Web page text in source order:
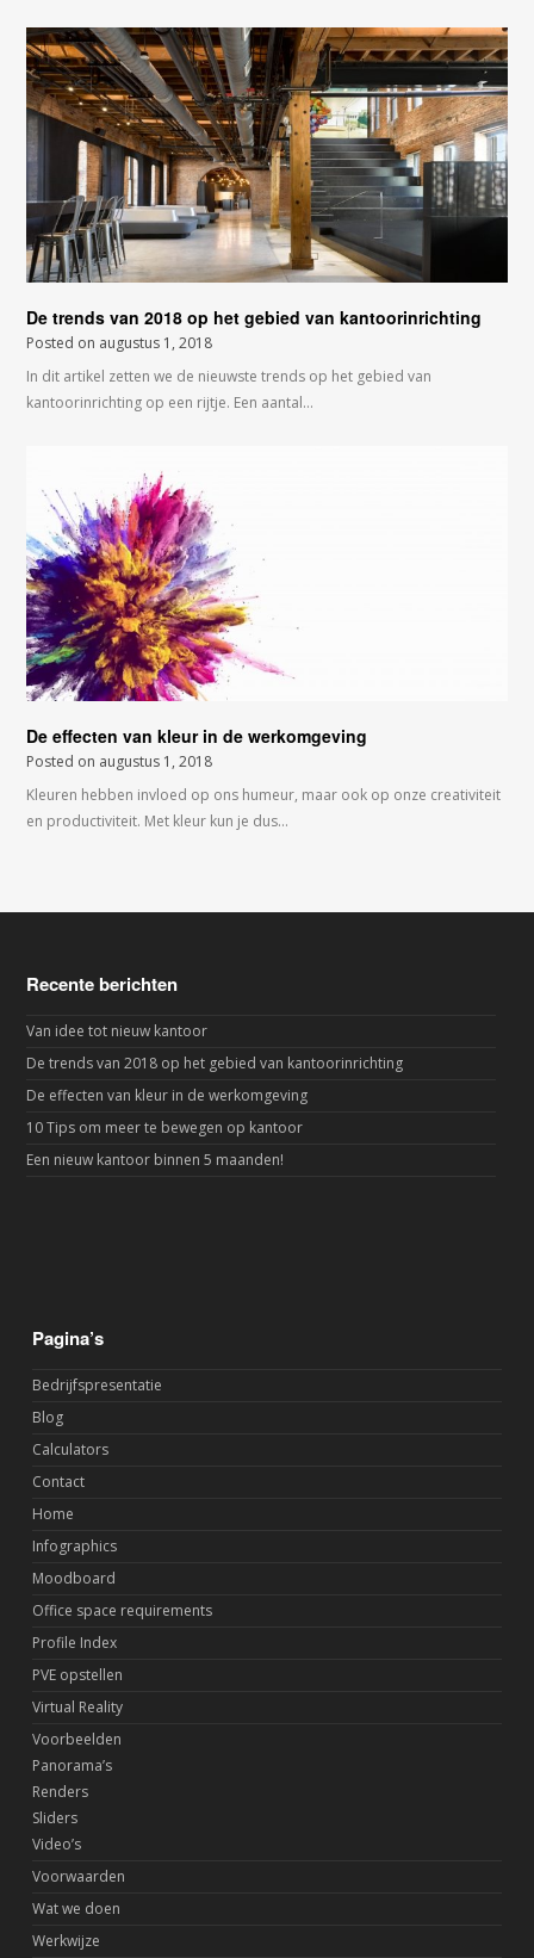
De trends van 2018 op het gebied van kantoorinrichting
Posted on augustus 1, 2018
In dit artikel zetten we de nieuwste trends op het gebied van
kantoorinrichting op een rijtje. Een aantal…
De effecten van kleur in de werkomgeving
Posted on augustus 1, 2018
Kleuren hebben invloed op ons humeur, maar ook op onze creativiteit
en productiviteit. Met kleur kun je dus…
Recente berichten
Van idee tot nieuw kantoor
De trends van 2018 op het gebied van kantoorinrichting
De effecten van kleur in de werkomgeving
10 Tips om meer te bewegen op kantoor
Een nieuw kantoor binnen 5 maanden!
Pagina’s
Bedrijfspresentatie
Blog
Calculators
Contact
Home
Infographics
Moodboard
Office space requirements
Profile Index
PVE opstellen
Virtual Reality
Voorbeelden
Panorama’s
Renders
Sliders
Video’s
Voorwaarden
Wat we doen
Werkwijze